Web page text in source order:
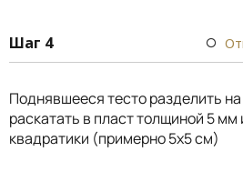
Шаг 4
Поднявшееся тесто разделить
раскатать в пласт толщиной 5 мм
квадратики (примерно 5х5 см)